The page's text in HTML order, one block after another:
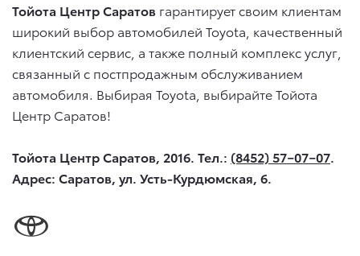
Тойота Центр Саратов гарантирует своим клиентам
широкий выбор автомобилей Toyota, качественный
клиентский сервис, а также полный комплекс услуг,
связанный с постпродажным обслуживанием
автомобиля. Выбирая Toyota, выбирайте Тойота
Центр Саратов!
Тойота Центр Саратов, 2016. Тел.: (8452) 57−07−07.
Адрес: Саратов, ул. Усть-Курдюмская, 6.